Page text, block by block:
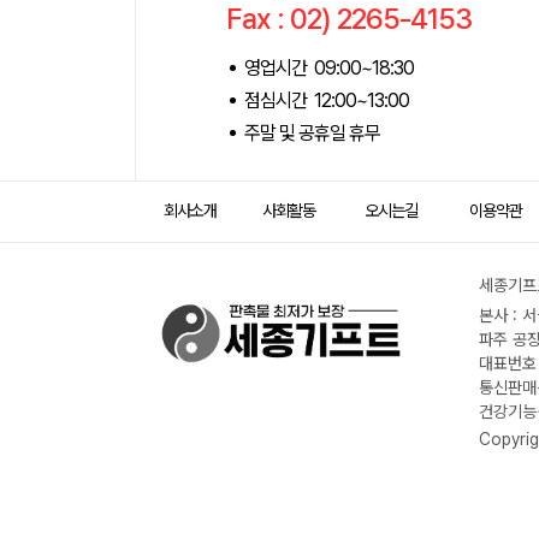
Fax : 02) 2265-4153
영업시간 09:00~18:30
점심시간 12:00~13:00
주말 및 공휴일 휴무
회사소개 사회활동 오시는길 이용약관
세종기
본사 :
파주 공
대표번
통신판
건강기